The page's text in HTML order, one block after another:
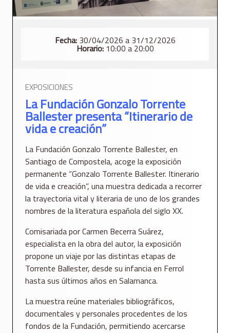
Fecha:30/04/2026 a 31/12/2026
Horario:10:00 a 20:00
EXPOSICIONES
La Fundación Gonzalo Torrente
Ballester presenta “Itinerario de
vida e creación”
La Fundación Gonzalo Torrente Ballester, en
Santiago de Compostela, acoge la exposición
permanente “Gonzalo Torrente Ballester. Itinerario
de vida e creación”, una muestra dedicada a recorrer
la trayectoria vital y literaria de uno de los grandes
nombres de la literatura española del siglo XX.
Comisariada por Carmen Becerra Suárez,
especialista en la obra del autor, la exposición
propone un viaje por las distintas etapas de
Torrente Ballester, desde su infancia en Ferrol
hasta sus últimos años en Salamanca.
La muestra reúne materiales bibliográficos,
documentales y personales procedentes de los
fondos de la Fundación, permitiendo acercarse